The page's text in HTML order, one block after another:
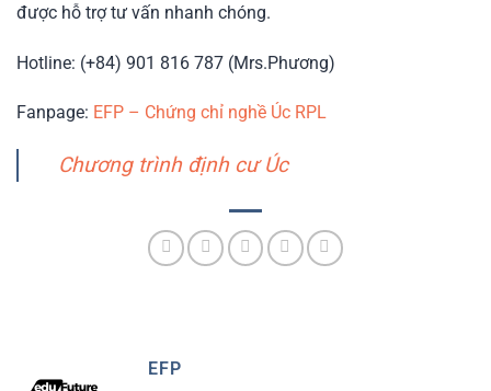
được hỗ trợ tư vấn nhanh chóng.
Hotline: (+84) 901 816 787 (Mrs.Phương)
Fanpage: EFP – Chứng chỉ nghề Úc RPL
Chương trình định cư Úc
EFP